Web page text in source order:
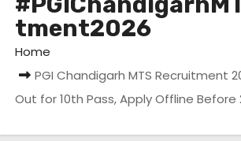
tment2026
Home
PGI Chandigarh MTS Recruitment
Out for 10th Pass, Apply Offline Before